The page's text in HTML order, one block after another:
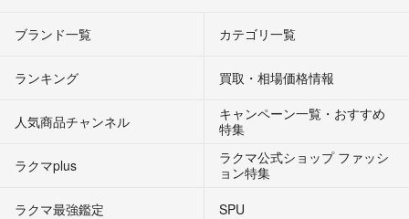
ブランド一覧 カテゴリ一覧
ランキング 買取・相場価格情報
人気商品チャンネル
キャンペーン一覧・おすすめ
特集
ラクマplus
ラクマ公式ショップ ファッシ
ョン特集
ラクマ最強鑑定
SPU